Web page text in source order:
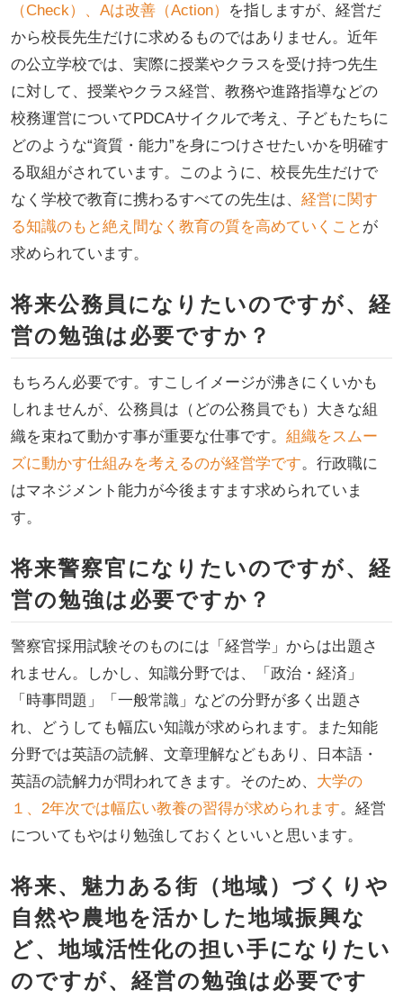
（Check）、Aは改善（Action）
を指しますが、経営だ
から校長先生だけに求めるものではありません。近年
の公立学校では、実際に授業やクラスを受け持つ先生
に対して、授業やクラス経営、教務や進路指導などの
校務運営についてPDCAサイクルで考え、子どもたちに
どのような“資質・能力”を身につけさせたいかを明確す
る取組がされています。このように、校長先生だけで
なく学校で教育に携わるすべての先生は、 経営に関す
る知識のもと絶え間なく教育の質を高めていくこと が
求められています。
将来公務員になりたいのですが、経
営の勉強は必要ですか？
もちろん必要です。すこしイメージが沸きにくいかも
しれませんが、公務員は（どの公務員でも）大きな組
織を束ねて動かす事が重要な仕事です。 組織をスムー
ズに動かす仕組みを考えるのが経営学です。行政職に
はマネジメント能力が今後ますます求められていま
す。
将来警察官になりたいのですが、経
営の勉強は必要ですか？
警察官採用試験そのものには「経営学」からは出題さ
れません。しかし、知識分野では、「政治・経済」
「時事問題」「一般常識」などの分野が多く出題さ
れ、どうしても幅広い知識が求められます。また知能
分野では英語の読解、文章理解などもあり、日本語・
英語の読解力が問われてきます。そのため、 大学の
１、2年次では幅広い教養の習得が求められます。経営
についてもやはり勉強しておくといいと思います。
将来、魅力ある街（地域）づくりや
自然や農地を活かした地域振興な
ど、地域活性化の担い手になりたい
のですが、経営の勉強は必要です